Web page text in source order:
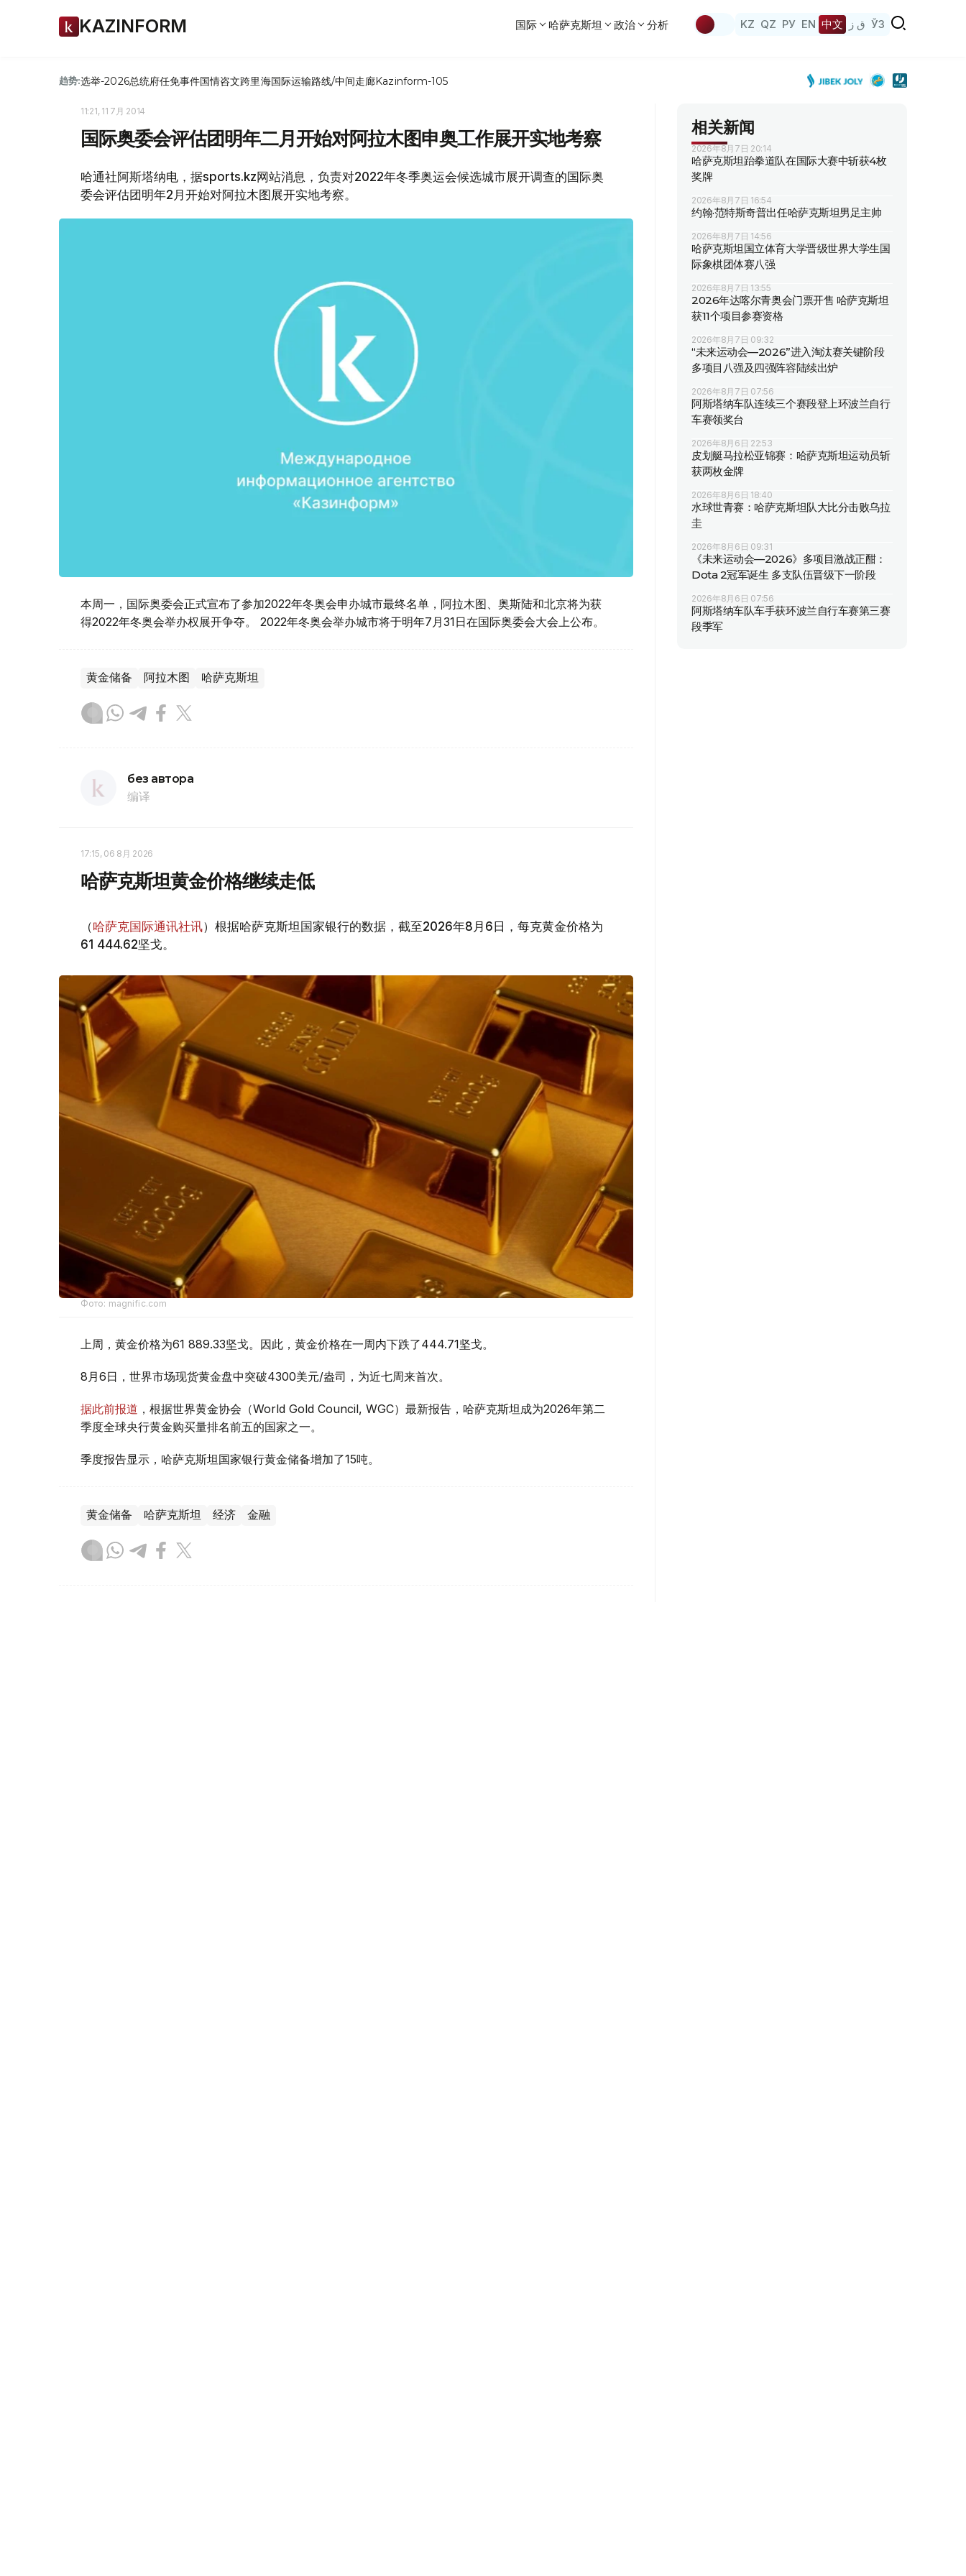
KAZINFORM 国际 哈萨克斯坦 政治 分析 KZ QZ РУ EN 中文 ق ز ЎЗ
趋势:选举-2026总统府任免事件国情咨文跨里海国际运输路线/中间走廊Kazinform-105
11:21, 11 7月 2014
国际奥委会评估团明年二月开始对阿拉木图申奥工作展开实地考察
哈通社阿斯塔纳电，据sports.kz网站消息，负责对2022年冬季奥运会候选城市展开调查的国际奥
委会评估团明年2月开始对阿拉木图展开实地考察。
本周一，国际奥委会正式宣布了参加2022年冬奥会申办城市最终名单，阿拉木图、奥斯陆和北京将为获
得2022年冬奥会举办权展开争夺。 2022年冬奥会举办城市将于明年7月31日在国际奥委会大会上公布。
黄金储备 阿拉木图 哈萨克斯坦
без автора
编译
17:15, 06 8月 2026
哈萨克斯坦黄金价格继续走低
（哈萨克国际通讯社讯）根据哈萨克斯坦国家银行的数据，截至2026年8月6日，每克黄金价格为
61 444.62坚戈。
Фото: magnific.com
上周，黄金价格为61 889.33坚戈。因此，黄金价格在一周内下跌了444.71坚戈。
8月6日，世界市场现货黄金盘中突破4300美元/盎司，为近七周来首次。
据此前报道 ，根据世界黄金协会（World Gold Council, WGC）最新报告，哈萨克斯坦成为2026年第二
季度全球央行黄金购买量排名前五的国家之一。
季度报告显示，哈萨克斯坦国家银行黄金储备增加了15吨。
黄金储备 哈萨克斯坦 经济 金融
相关新闻
2026年8月7日 20:14
哈萨克斯坦跆拳道队在国际大赛中斩获4枚
奖牌
2026年8月7日 16:54
约翰·范特斯奇普出任哈萨克斯坦男足主帅
2026年8月7日 14:56
哈萨克斯坦国立体育大学晋级世界大学生国
际象棋团体赛八强
2026年8月7日 13:55
2026年达喀尔青奥会门票开售 哈萨克斯坦
获11个项目参赛资格
2026年8月7日 09:32
“未来运动会—2026”进入淘汰赛关键阶段
多项目八强及四强阵容陆续出炉
2026年8月7日 07:56
阿斯塔纳车队连续三个赛段登上环波兰自行
车赛领奖台
2026年8月6日 22:53
皮划艇马拉松亚锦赛：哈萨克斯坦运动员斩
获两枚金牌
2026年8月6日 18:40
水球世青赛：哈萨克斯坦队大比分击败乌拉
圭
2026年8月6日 09:31
《未来运动会—2026》多项目激战正酣：
Dota 2冠军诞生 多支队伍晋级下一阶段
2026年8月6日 07:56
阿斯塔纳车队车手获环波兰自行车赛第三赛
段季军